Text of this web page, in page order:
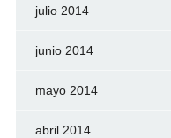
julio 2014
junio 2014
mayo 2014
abril 2014